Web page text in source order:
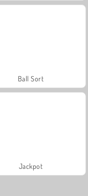
Ball Sort
Jackpot